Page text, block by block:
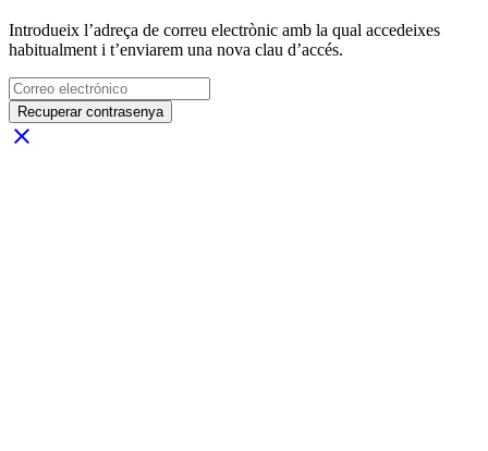
Introdueix l’adreça de correu electrònic amb la qual accedeixes
habitualment i t’enviarem una nova clau d’accés.
Recuperar contrasenya
close